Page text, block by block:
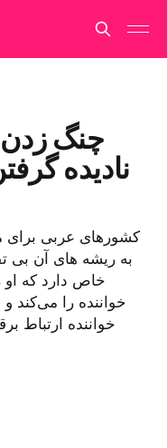
چنگ زدن
نادیده
کشورهای عربی برای
به ریشه های آن بی
خاص دارد که او
خواننده را می‌کند
خواننده ارتباط